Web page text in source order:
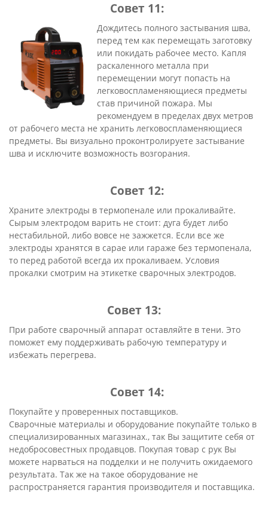
Совет 11:
Дождитесь полного застывания шва,
перед тем как перемещать заготовку
или покидать рабочее место. Капля
раскаленного металла при
перемещении могут попасть на
легковоспламеняющиеся предметы
став причиной пожара. Мы
рекомендуем в пределах двух метров
от рабочего места не хранить легковоспламеняющиеся
предметы. Вы визуально проконтролируете застывание
шва и исключите возможность возгорания.
Совет 12:
Храните электроды в термопенале или прокаливайте.
Сырым электродом варить не стоит: дуга будет либо
нестабильной, либо вовсе не зажжется. Если все же
электроды хранятся в сарае или гараже без термопенала,
то перед работой всегда их прокаливаем. Условия
прокалки смотрим на этикетке сварочных электродов.
Совет 13:
При работе сварочный аппарат оставляйте в тени. Это
поможет ему поддерживать рабочую температуру и
избежать перегрева.
Совет 14:
Покупайте у проверенных поставщиков.
Сварочные материалы и оборудование покупайте только в
специализированных магазинах., так Вы защитите себя от
недобросовестных продавцов. Покупая товар с рук Вы
можете нарваться на подделки и не получить ожидаемого
результата. Так же на такое оборудование не
распространяется гарантия производителя и поставщика.